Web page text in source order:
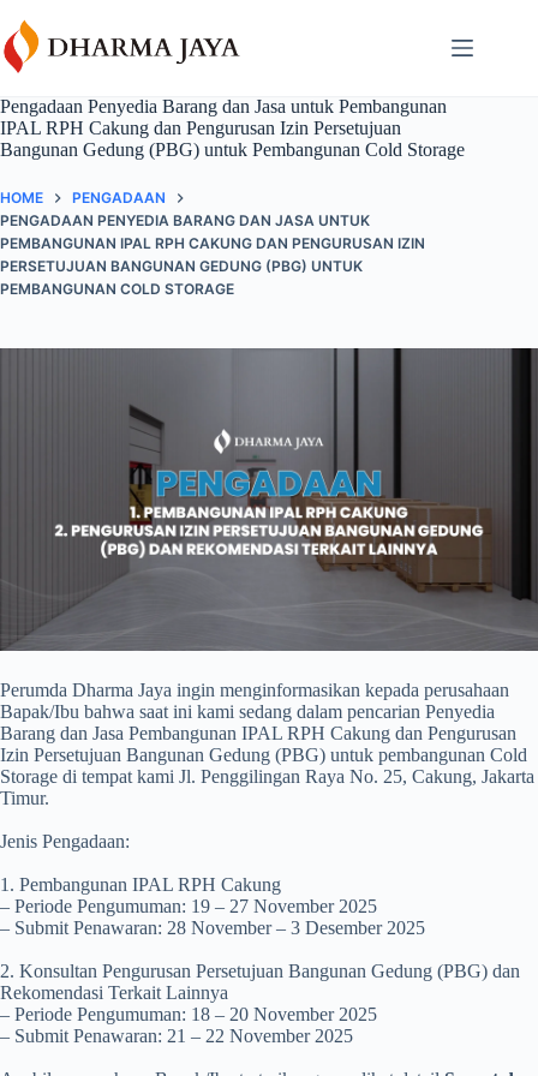
to
content
Pengadaan Penyedia Barang dan Jasa untuk Pembangunan
IPAL RPH Cakung dan Pengurusan Izin Persetujuan
Bangunan Gedung (PBG) untuk Pembangunan Cold Storage
HOME
PENGADAAN
PENGADAAN PENYEDIA BARANG DAN JASA UNTUK
PEMBANGUNAN IPAL RPH CAKUNG DAN PENGURUSAN IZIN
PERSETUJUAN BANGUNAN GEDUNG (PBG) UNTUK
PEMBANGUNAN COLD STORAGE
Perumda Dharma Jaya ingin menginformasikan kepada perusahaan
Bapak/Ibu bahwa saat ini kami sedang dalam pencarian Penyedia
Barang dan Jasa Pembangunan IPAL RPH Cakung dan Pengurusan
Izin Persetujuan Bangunan Gedung (PBG) untuk pembangunan Cold
Storage di tempat kami Jl. Penggilingan Raya No. 25, Cakung, Jakarta
Timur.
Jenis Pengadaan:
1. Pembangunan IPAL RPH Cakung
– Periode Pengumuman: 19 – 27 November 2025
– Submit Penawaran: 28 November – 3 Desember 2025
2. Konsultan Pengurusan Persetujuan Bangunan Gedung (PBG) dan
Rekomendasi Terkait Lainnya
– Periode Pengumuman: 18 – 20 November 2025
– Submit Penawaran: 21 – 22 November 2025